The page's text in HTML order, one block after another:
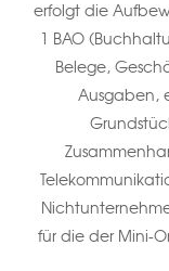
erfolgt die
1 BAO
Belege,
Ausgaben,
für die der Mini-